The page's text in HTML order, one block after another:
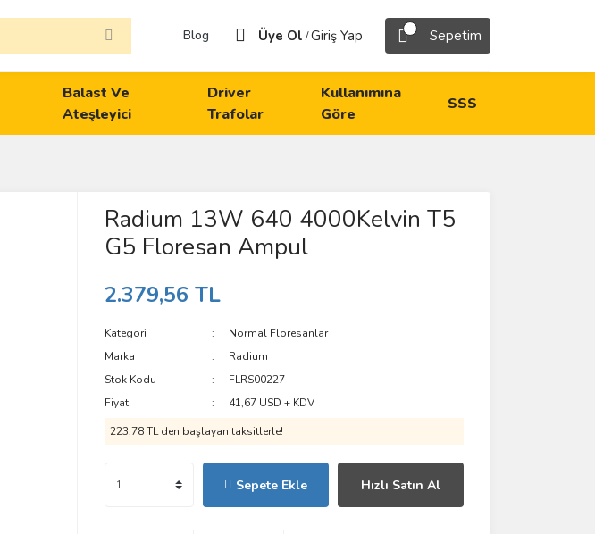
Blog Üye Ol /Giriş Yap Sepetim
Balast Ve
Ateşleyici
Driver
Trafolar
Kullanımına
Göre
SSS
Radium 13W 640 4000Kelvin T5
G5 Floresan Ampul
2.379,56 TL
Kategori
Normal Floresanlar
Marka
Radium
Stok Kodu
FLRS00227
Fiyat
41,67 USD + KDV
223,78 TL den başlayan taksitlerle!
Sepete Ekle Hızlı Satın Al